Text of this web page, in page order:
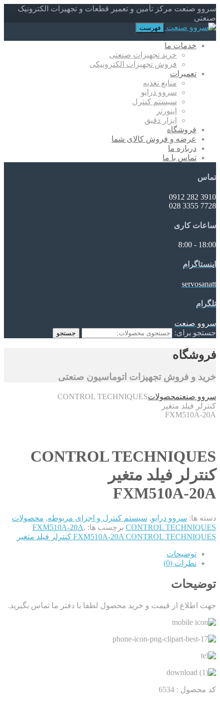
سروو صنعت مرکز تأمین و تعمیر قطعات و تجهیزات الکترونیک
صنعتی
فهرست
خدمات ما
خرید تجهیزات صنعتی
فروش تجهیزات الکترونیکی
تعمیرات
منابع تغذیه
سروو درایو
سیستم کنترل
اینورتر
ابزار دقیق
فروشگاه
عرضه و فروش کالای شما
درباره ما
تماس با ما
تماس
3910 282 0912
7728 3355 028
ساعات کاری
18:00 - 8:00
اینستاگرام
servosanatt
تلگرام
سروو صنعت
جستجو برای:
جستجو
فروشگاه
خرید و فروش تجهیزات اتوماسیون صنعتی
سروو صنعتمحصولاتCONTROL TECHNIQUES
کنترلر فیلد متغیر
FXM510A-20A
CONTROL TECHNIQUES
کنترلر فیلد متغیر
FXM510A-20A
دسته ها: سروو درایو, سیستم کنترل و اجزای مربوطه, محصولات
CONTROL TECHNIQUES برچسب ها: FXM510A-20A,
FXM510A-20A CONTROL TECHNIQUES کنترلر فیلد متغیر
توضیحات
نظرات (0)
توضیحات
جهت اطلاع از قیمت و خرید محصول لطفا با دفتر ما تماس بگیرید.
کد محصول : 6534